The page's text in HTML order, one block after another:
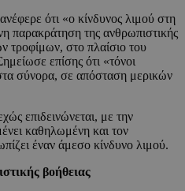
ότι «ο κίνδυνος λιμού στη
παρακράτηση της ανθρωπιστικής
τροφίμων, στο πλαίσιο του
επίσης ότι «τόνοι
σύνορα, σε απόσταση μερικών
επιδεινώνεται, με την
καθηλωμένη και τον
έναν άμεσο κίνδυνο λιμού.
βοήθειας